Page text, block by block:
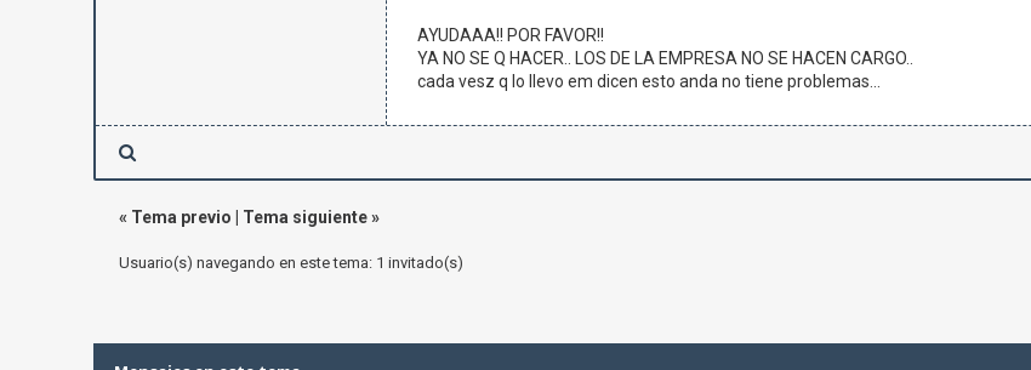
AYUDAAA!! POR FAVOR!!
YA NO SE Q HACER.. LOS DE LA EMPRESA NO SE HACEN CARGO..
cada vesz q lo llevo em dicen esto anda no tiene problemas...
« Tema previo Tema siguiente»
Usuario(s) navegando en este tema: 1 invitado(s)